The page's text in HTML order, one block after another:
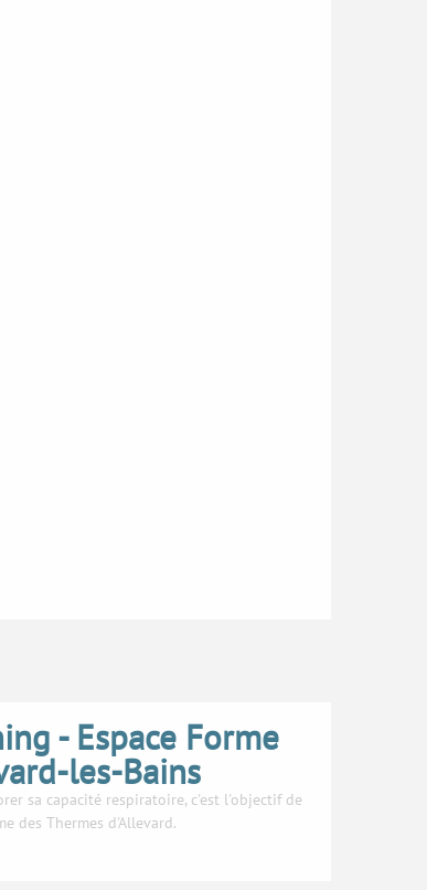
- Espace Forme
les-Bains
sa capacité respiratoire, c'est l'objectif de
des Thermes d'Allevard.